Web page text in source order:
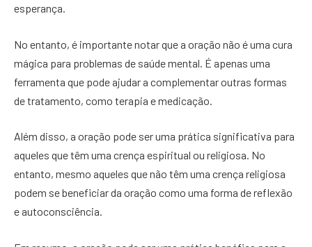
esperança.
No entanto, é importante notar que a oração não é uma cura
mágica para problemas de saúde mental. É apenas uma
ferramenta que pode ajudar a complementar outras formas
de tratamento, como terapia e medicação.
Além disso, a oração pode ser uma prática significativa para
aqueles que têm uma crença espiritual ou religiosa. No
entanto, mesmo aqueles que não têm uma crença religiosa
podem se beneficiar da oração como uma forma de reflexão
e autoconsciência.